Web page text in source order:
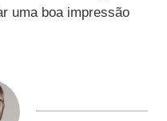
uma boa impressão